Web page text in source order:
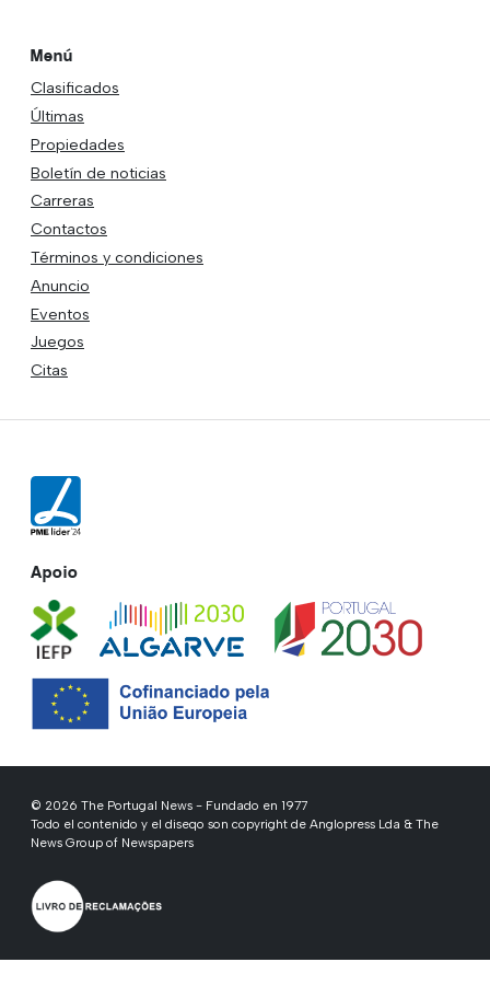
Menú
Clasificados
Últimas
Propiedades
Boletín de noticias
Carreras
Contactos
Términos y condiciones
Anuncio
Eventos
Juegos
Citas
Apoio
© 2026 The Portugal News - Fundado en 1977
Todo el contenido y el diseqo son copyright de Anglopress Lda & The
News Group of Newspapers